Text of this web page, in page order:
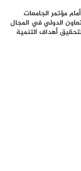
مؤتمر الجامعات
الدولي في المجال
أهداف التنمية